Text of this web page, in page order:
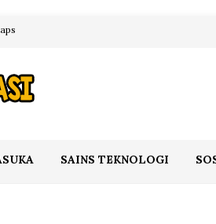
SAINS TEKNOLOGI